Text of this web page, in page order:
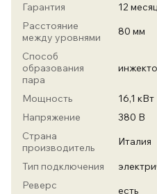
Гарантия
12
Расстояние
между уровнями
80 мм
Способ
образования
пара
Мощность
16,1 кВт
Напряжение
380 В
Страна
производитель
Италия
Тип подключения
Реверс
есть